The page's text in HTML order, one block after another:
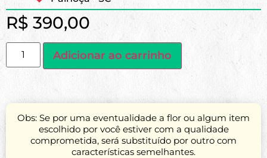
R$ 390,00
Adicionar ao carrinho
Obs: Se por uma eventualidade a flor ou algum item
escolhido por você estiver com a qualidade
comprometida, será substituído por outro com
características semelhantes.